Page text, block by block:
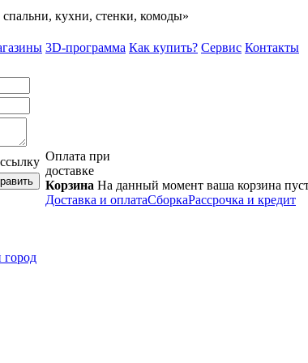
кухни, стенки, комоды»
3D-программа Как купить? Сервис Контакты
город
Оплата при
доставке
Корзина На данный момент ваша корзина
Доставка и оплатаСборкаРассрочка и кредит